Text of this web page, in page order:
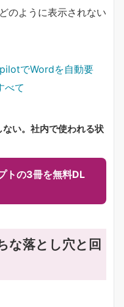
のように表示されない
でWordを自動要
べて
い。社内で使われる状
トの3冊を無料DL
な落とし穴と回